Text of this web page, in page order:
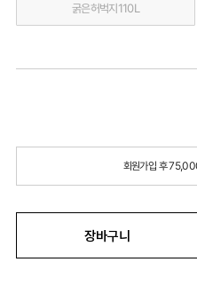
굵은허벅지110L
회원가입 후
장바구니